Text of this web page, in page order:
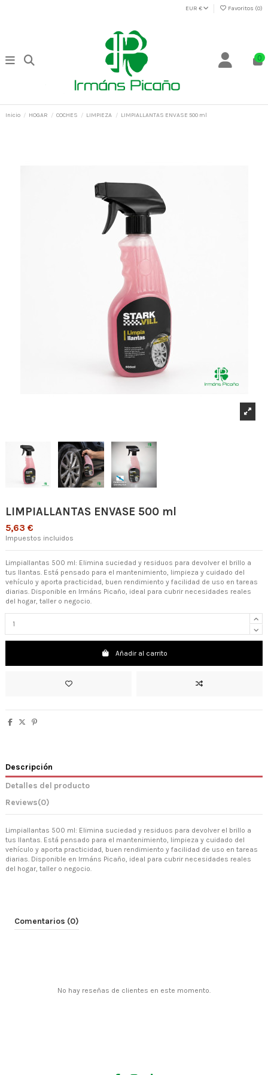
EUR € Favoritos (0)
0
Inicio HOGAR COCHES LIMPIEZA LIMPIALLANTAS ENVASE 500 ml
LIMPIALLANTAS ENVASE 500 ml
5,63 €
Impuestos incluidos
Limpiallantas 500 ml: Elimina suciedad y residuos para devolver el brillo a
tus llantas. Está pensado para el mantenimiento, limpieza y cuidado del
vehículo y aporta practicidad, buen rendimiento y facilidad de uso en tareas
diarias. Disponible en Irmáns Picaño, ideal para cubrir necesidades reales
del hogar, taller o negocio.
Añadir al carrito
Descripción
Detalles del producto
Reviews(0)
Limpiallantas 500 ml: Elimina suciedad y residuos para devolver el brillo a
tus llantas. Está pensado para el mantenimiento, limpieza y cuidado del
vehículo y aporta practicidad, buen rendimiento y facilidad de uso en tareas
diarias. Disponible en Irmáns Picaño, ideal para cubrir necesidades reales
del hogar, taller o negocio.
Comentarios (0)
No hay reseñas de clientes en este momento.